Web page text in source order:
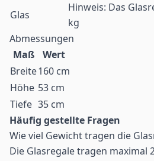
Glas
Hinweis: Das
kg
Abmessungen
Maß
Wert
Breite160 cm
Höhe 53 cm
Tiefe 35 cm
Häufig gestellte Fragen
Wie viel Gewicht tragen die
Die Glasregale tragen maximal